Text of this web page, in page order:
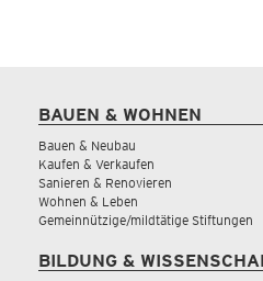
BAUEN & WOHNEN
Bauen & Neubau
Kaufen & Verkaufen
Sanieren & Renovieren
Wohnen & Leben
Gemeinnützige/mildtätige Stiftungen
BILDUNG &